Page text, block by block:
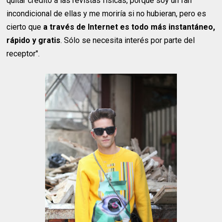
incondicional de ellas y me moriría si no hubieran, pero es
cierto que a través de Internet es todo más instantáneo,
rápido y gratis. Sólo se necesita interés por parte del
receptor".